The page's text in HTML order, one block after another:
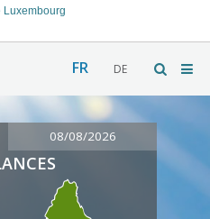
FR DE
08/08/2026